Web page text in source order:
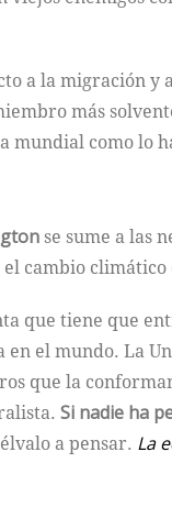
a la migración
más
como lo
se sume a las
cambio
que tiene que
el mundo. La
que la
Si nadie ha
a pensar. La